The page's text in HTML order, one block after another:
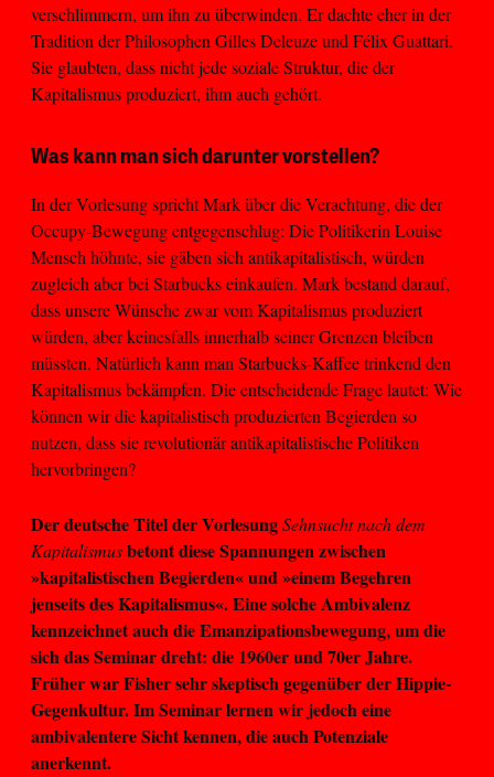
verschlimmern, um ihn zu überwinden. Er dachte eher in der
Tradition der Philosophen Gilles Deleuze und Félix Guattari.
Sie glaubten, dass nicht jede soziale Struktur, die der
Kapitalismus produziert, ihm auch gehört.
Was kann man sich darunter vorstellen?
In der Vorlesung spricht Mark über die Verachtung, die der
Occupy-Bewegung entgegenschlug: Die Politikerin Louise
Mensch höhnte, sie gäben sich antikapitalistisch, würden
zugleich aber bei Starbucks einkaufen. Mark bestand darauf,
dass unsere Wünsche zwar vom Kapitalismus produziert
würden, aber keinesfalls innerhalb seiner Grenzen bleiben
müssten. Natürlich kann man Starbucks-Kaffee trinkend den
Kapitalismus bekämpfen. Die entscheidende Frage lautet: Wie
können wir die kapitalistisch produzierten Begierden so
nutzen, dass sie revolutionär antikapitalistische Politiken
hervorbringen?
Der deutsche Titel der VorlesungSehnsucht nach dem
Kapitalismusbetont diese Spannungen zwischen
»kapitalistischen Begierden« und »einem Begehren
jenseits des Kapitalismus«. Eine solche Ambivalenz
kennzeichnet auch die Emanzipationsbewegung, um die
sich das Seminar dreht: die 1960er und 70er Jahre.
Früher war Fisher sehr skeptisch gegenüber der Hippie-
Gegenkultur. Im Seminar lernen wir jedoch eine
ambivalentere Sicht kennen, die auch Potenziale
anerkennt.